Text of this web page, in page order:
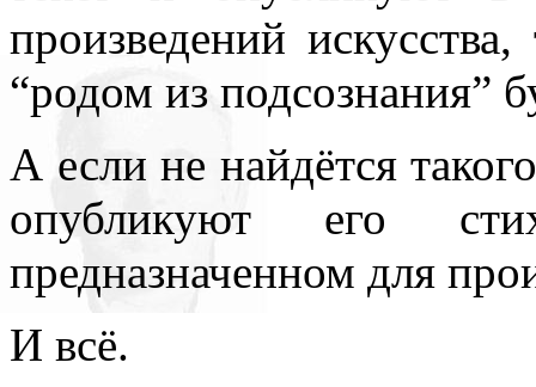
произведений
“родом из подсознания”
А если не найдётся
опубликуют его
предназначенном для
И всё.